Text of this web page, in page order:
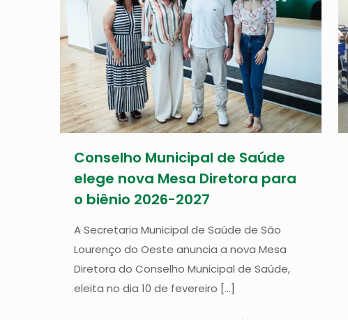
Conselho Municipal de Saúde
elege nova Mesa Diretora para
o biênio 2026-2027
A Secretaria Municipal de Saúde de São
Lourenço do Oeste anuncia a nova Mesa
Diretora do Conselho Municipal de Saúde,
eleita no dia 10 de fevereiro […]